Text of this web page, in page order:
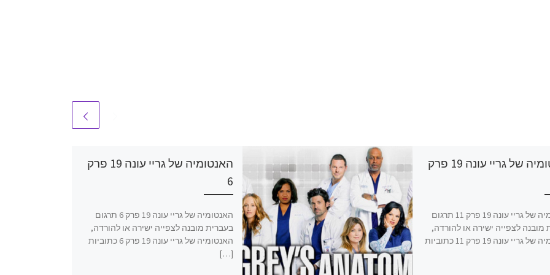
האנטומיה של גריי עונה 19 פרק
6
האנטומיה של גריי עונה 19 פרק 6 תרגום
בעברית מובנה לצפייה ישירה או להורדה,
האנטומיה של גריי עונה 19 פרק 6 כתוביות
[…]
האנטומיה של גריי עונה 19 פרק
האנטומיה של גריי עונה 19 פרק 11 תרגום
מובנה לצפייה ישירה או להורדה,
האנטומיה של גריי עונה 19 פרק 11 כתוביות